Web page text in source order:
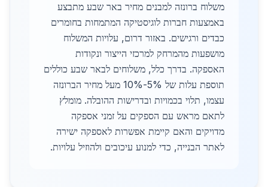
משלוח ברונזה למבנים מחיר באר שבע מתבצע
באמצעות חברות לוגיסטיקה המתמחות בחומרים
כבדים ורגישים. באזור דרום, עלויות המשלוח
מושפעות מהמרחק למרכזי הייצור ונקודות
האספקה. בדרך כלל, משלוחים לבאר שבע כוללים
תוספת עלות של 5%-10% מעל מחיר הברונזה
עצמו, תלוי בכמויות ובדרישות ההובלה. מומלץ
לתאם מראש עם הספקים על זמני אספקה
מדויקים והאם קיימת אפשרות לאספקה ישירה
לאתר הבנייה, כדי למנוע עיכובים ולהוזיל עלויות.